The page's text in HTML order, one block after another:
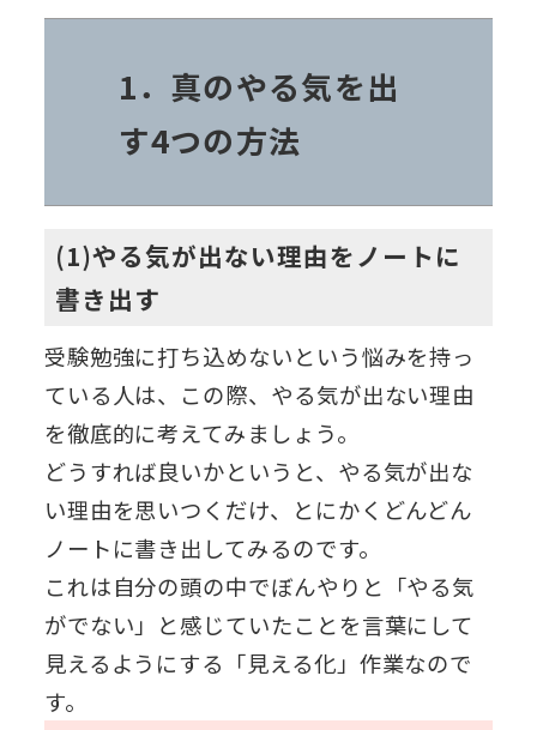
1．真のやる気を出
す4つの方法
(1)やる気が出ない理由をノートに
書き出す
受験勉強に打ち込めないという悩みを持っ
ている人は、この際、やる気が出ない理由
を徹底的に考えてみましょう。
どうすれば良いかというと、やる気が出な
い理由を思いつくだけ、とにかくどんどん
ノートに書き出してみるのです。
これは自分の頭の中でぼんやりと「やる気
がでない」と感じていたことを言葉にして
見えるようにする「見える化」作業なので
す。